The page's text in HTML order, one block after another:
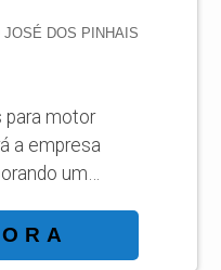
JOSÉ DOS PINHAIS
para motor
a empresa
um
a líder